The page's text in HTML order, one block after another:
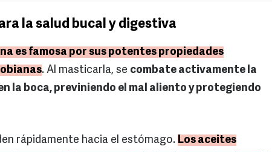
la salud bucal y digestiva
es famosa por sus potentes propiedades
. Al masticarla, se combate activamente la
la boca, previniendo el mal aliento y protegiendo
rápidamente hacia el estómago. Los aceites